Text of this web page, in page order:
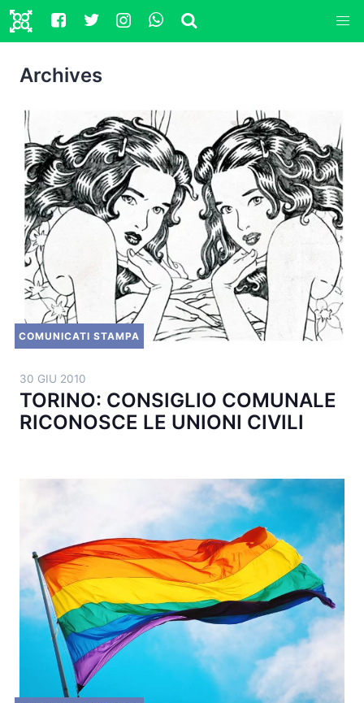
Archives
COMUNICATI STAMPA
30 GIU 2010
TORINO: CONSIGLIO COMUNALE
RICONOSCE LE UNIONI CIVILI